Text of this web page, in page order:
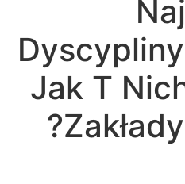
Jak T
Zakłady Sportowe?